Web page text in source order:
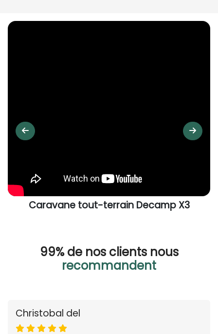
Caravane tout-terrain Decamp X3
99% de nos clients nous
recommandent
Christobal del